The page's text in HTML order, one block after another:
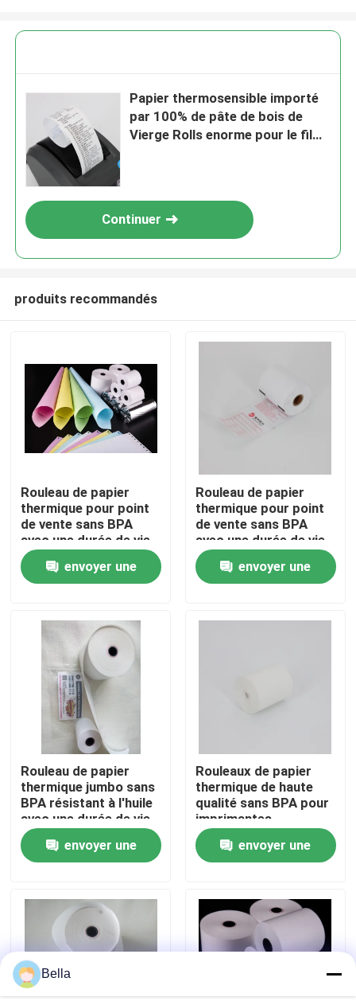
À la maison
Produits
À propos de nous
Visite de l'usine
Contrôle de la qualité
Nous contacter
Nouvelles
Petit pain de papier thermosensible de position
Petit pain thermique de papier pour étiquettes
Papier thermosensible importé
par 100% de pâte de bois de
Vierge Rolls enorme pour le film
Continuer
produits recommandés
Rouleau de papier
thermique pour point
de vente sans BPA
avec une durée de vie
de l'image de plus de 5
ans et des propriétés
résistantes à l'huile
envoyer une
Rouleau de papier
thermique pour point
de vente sans BPA
avec une durée de vie
de l'image de plus de 5
ans et des propriétés
résistantes à l'huile
envoyer une
Rouleau de papier
thermique jumbo sans
BPA résistant à l'huile
avec une durée de vie
d'image de plus de 5
ans pour reçus de
point de vente
envoyer une
Rouleaux de papier
thermique de haute
qualité sans BPA pour
imprimantes
POS/ATM
envoyer une
Bella